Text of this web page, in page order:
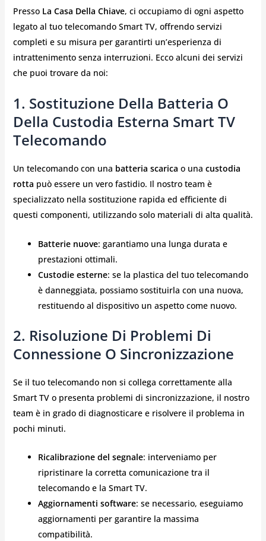
Presso La Casa Della Chiave, ci occupiamo di ogni aspetto
legato al tuo telecomando Smart TV, offrendo servizi
completi e su misura per garantirti un’esperienza di
intrattenimento senza interruzioni. Ecco alcuni dei servizi
che puoi trovare da noi:
1. Sostituzione Della Batteria O
Della Custodia Esterna Smart TV
Telecomando
Un telecomando con una batteria scarica o una custodia
rotta può essere un vero fastidio. Il nostro team è
specializzato nella sostituzione rapida ed efficiente di
questi componenti, utilizzando solo materiali di alta qualità.
Batterie nuove: garantiamo una lunga durata e
prestazioni ottimali.
Custodie esterne: se la plastica del tuo telecomando
è danneggiata, possiamo sostituirla con una nuova,
restituendo al dispositivo un aspetto come nuovo.
2. Risoluzione Di Problemi Di
Connessione O Sincronizzazione
Se il tuo telecomando non si collega correttamente alla
Smart TV o presenta problemi di sincronizzazione, il nostro
team è in grado di diagnosticare e risolvere il problema in
pochi minuti.
Ricalibrazione del segnale: interveniamo per
ripristinare la corretta comunicazione tra il
telecomando e la Smart TV.
Aggiornamenti software: se necessario, eseguiamo
aggiornamenti per garantire la massima
compatibilità.